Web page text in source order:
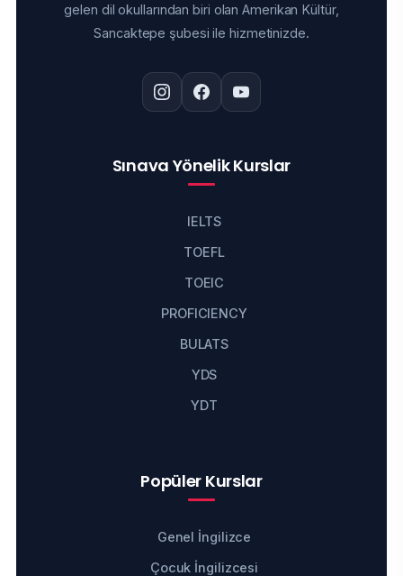
gelen dil okullarından biri olan Amerikan Kültür,
Sancaktepe şubesi ile hizmetinizde.
Sınava Yönelik Kurslar
IELTS
TOEFL
TOEIC
PROFICIENCY
BULATS
YDS
YDT
Popüler Kurslar
Genel İngilizce
Çocuk İngilizcesi